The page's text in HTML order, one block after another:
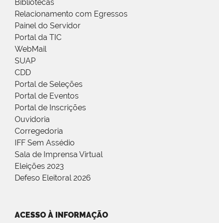
Bibliotecas
Relacionamento com Egressos
Painel do Servidor
Portal da TIC
WebMail
SUAP
CDD
Portal de Seleções
Portal de Eventos
Portal de Inscrições
Ouvidoria
Corregedoria
IFF Sem Assédio
Sala de Imprensa Virtual
Eleições 2023
Defeso Eleitoral 2026
ACESSO À INFORMAÇÃO